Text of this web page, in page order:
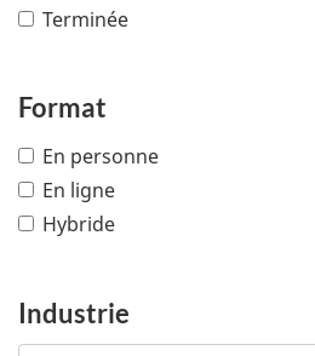
Terminée
Format
En personne
En ligne
Hybride
Industrie